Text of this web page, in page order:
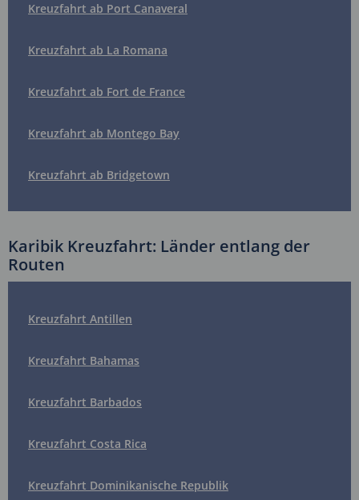
Kreuzfahrt ab Port Canaveral
Kreuzfahrt ab La Romana
Kreuzfahrt ab Fort de France
Kreuzfahrt ab Montego Bay
Kreuzfahrt ab Bridgetown
Karibik Kreuzfahrt: Länder entlang der
Routen
Kreuzfahrt Antillen
Kreuzfahrt Bahamas
Kreuzfahrt Barbados
Kreuzfahrt Costa Rica
Kreuzfahrt Dominikanische Republik